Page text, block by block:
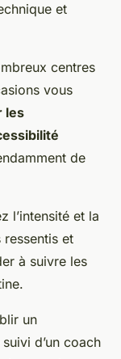
et
centres
vous
les
de
l’intensité et la
et
à suivre les
un
d’un coach